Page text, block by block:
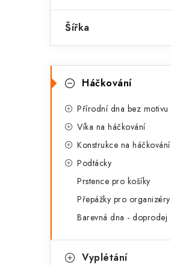
Šířka
kategorie
K
a
e
Háčkování
Přírodní dna bez motivu
Víka na háčkování
Konstrukce na háčkování
Podtácky
Prstence pro košíky
Přepážky pro organizéry
Barevná dna - doprodej
Vyplétání